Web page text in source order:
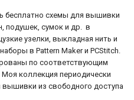
бесплатно схемы для вышивки
подушек, сумок и др. в
узелки, выкладная нить и
в Pattern Maker и PCStitch.
по соответствующим
Моя коллекция периодически
из свободного доступа